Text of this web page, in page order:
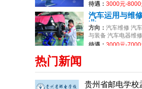
待遇： 3000元-8000
汽车运用与维
业
方向： 汽车维修 汽
与装备 汽车电器维修
待遇： 3000元-7000
热门新闻
贵州省邮电学校